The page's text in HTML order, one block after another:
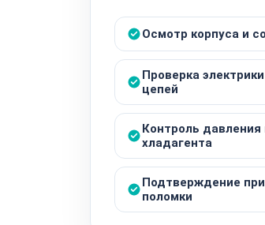
Осмотр корпуса и
Проверка
цепей
Контроль давления
хладагента
Подтверждение
поломки